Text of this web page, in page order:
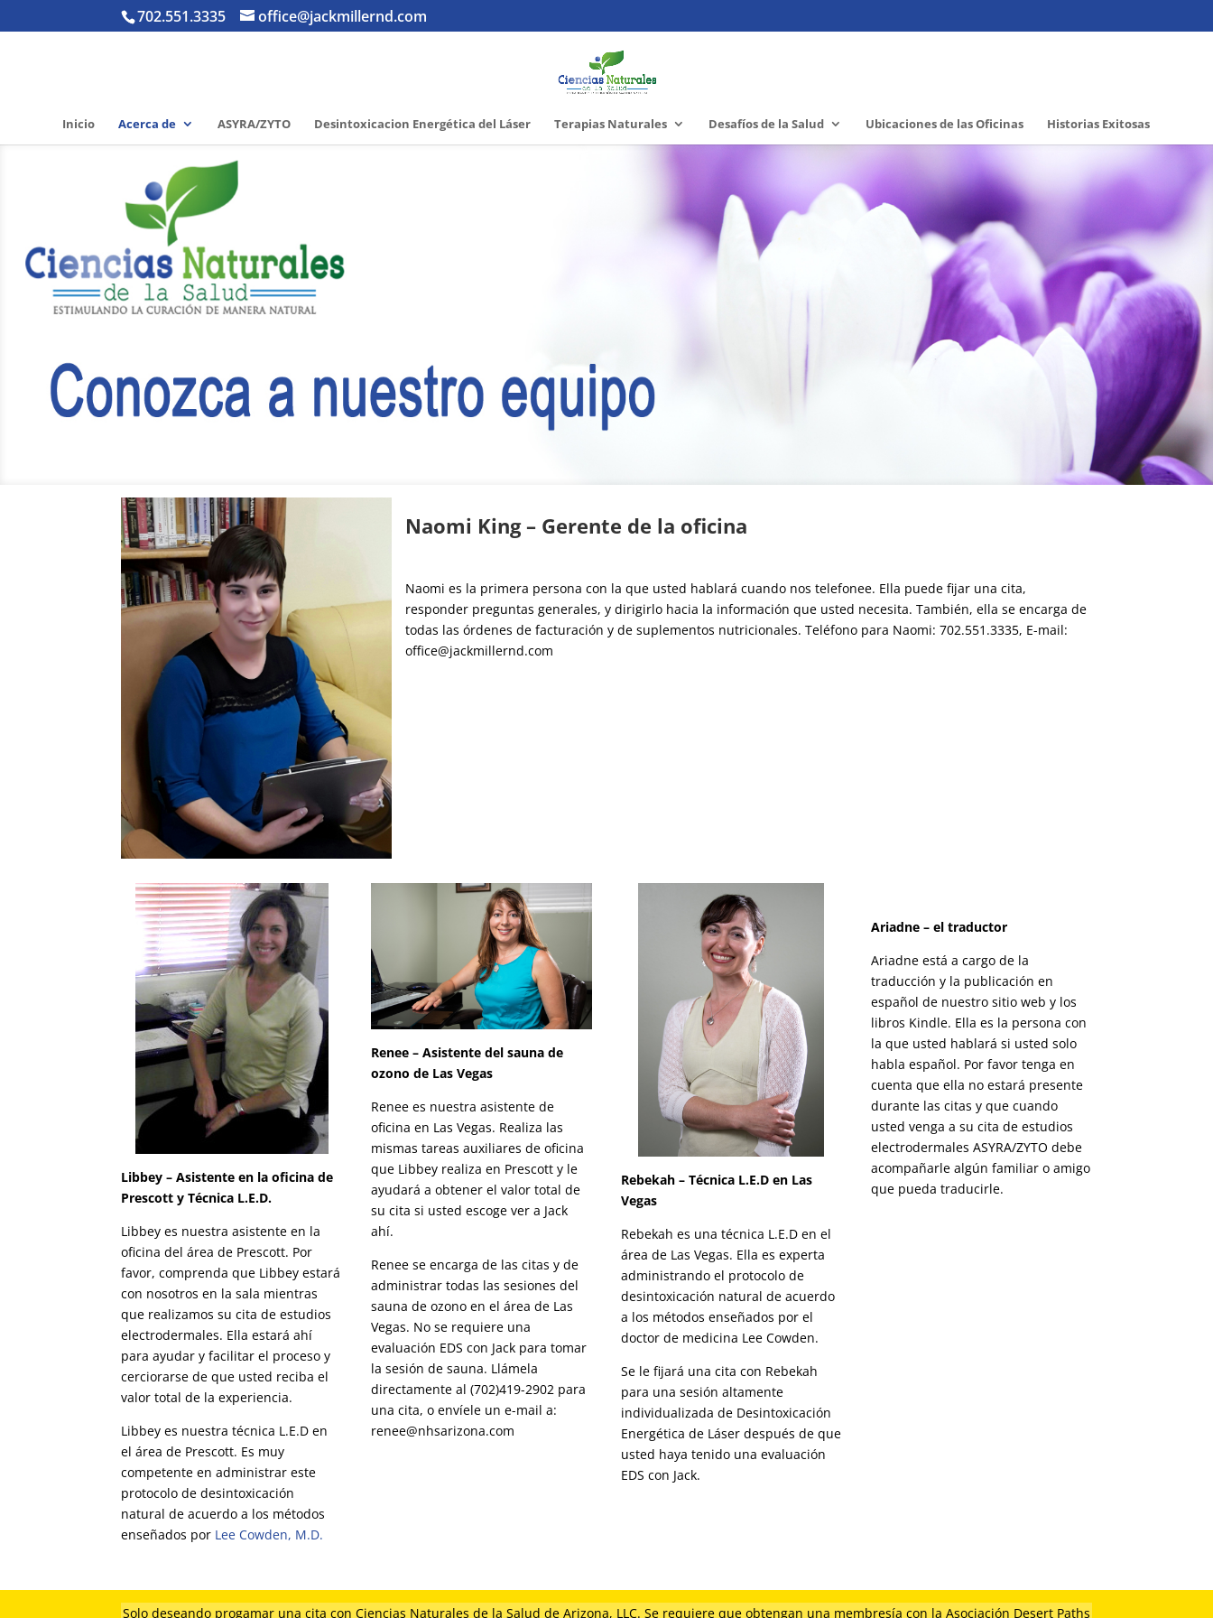
702.551.3335 office@jackmillernd.com
Inicio Acerca de ASYRA/ZYTO Desintoxicacion Energética del Láser Terapias Naturales Desafíos de la Salud Ubicaciones de las Oficinas Historias Exitosas
Naomi King – Gerente de la oficina
Naomi es la primera persona con la que usted hablará cuando nos telefonee. Ella puede fijar una cita,
responder preguntas generales, y dirigirlo hacia la información que usted necesita. También, ella se encarga de
todas las órdenes de facturación y de suplementos nutricionales. Teléfono para Naomi: 702.551.3335, E-mail:
office@jackmillernd.com
Libbey – Asistente en la oficina de
Prescott y Técnica L.E.D.
Libbey es nuestra asistente en la
oficina del área de Prescott. Por
favor, comprenda que Libbey estará
con nosotros en la sala mientras
que realizamos su cita de estudios
electrodermales. Ella estará ahí
para ayudar y facilitar el proceso y
cerciorarse de que usted reciba el
valor total de la experiencia.
Libbey es nuestra técnica L.E.D en
el área de Prescott. Es muy
competente en administrar este
protocolo de desintoxicación
natural de acuerdo a los métodos
enseñados por Lee Cowden, M.D.
Renee – Asistente del sauna de
ozono de Las Vegas
Renee es nuestra asistente de
oficina en Las Vegas. Realiza las
mismas tareas auxiliares de oficina
que Libbey realiza en Prescott y le
ayudará a obtener el valor total de
su cita si usted escoge ver a Jack
ahí.
Renee se encarga de las citas y de
administrar todas las sesiones del
sauna de ozono en el área de Las
Vegas. No se requiere una
evaluación EDS con Jack para tomar
la sesión de sauna. Llámela
directamente al (702)419-2902 para
una cita, o envíele un e-mail a:
renee@nhsarizona.com
Rebekah – Técnica L.E.D en Las
Vegas
Rebekah es una técnica L.E.D en el
área de Las Vegas. Ella es experta
administrando el protocolo de
desintoxicación natural de acuerdo
a los métodos enseñados por el
doctor de medicina Lee Cowden.
Se le fijará una cita con Rebekah
para una sesión altamente
individualizada de Desintoxicación
Energética de Láser después de que
usted haya tenido una evaluación
EDS con Jack.
Ariadne – el traductor
Ariadne está a cargo de la
traducción y la publicación en
español de nuestro sitio web y los
libros Kindle. Ella es la persona con
la que usted hablará si usted solo
habla español. Por favor tenga en
cuenta que ella no estará presente
durante las citas y que cuando
usted venga a su cita de estudios
electrodermales ASYRA/ZYTO debe
acompañarle algún familiar o amigo
que pueda traducirle.
Solo deseando progamar una cita con Ciencias Naturales de la Salud de Arizona, LLC. Se requiere que obtengan una membresía con la Asociación Desert Paths